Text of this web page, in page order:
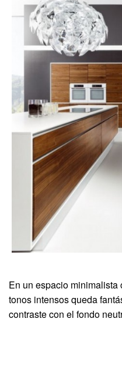
En un espacio
tonos intensos queda
contraste con el fondo